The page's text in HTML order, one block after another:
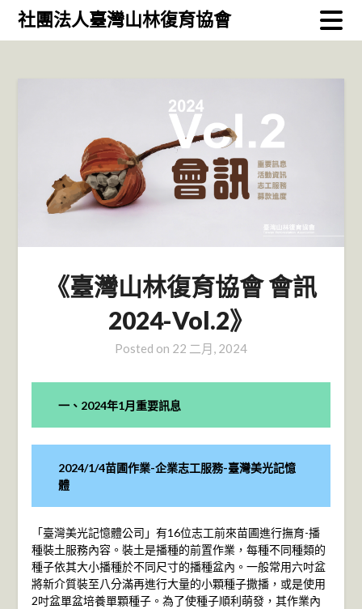
Skip社團法人臺灣山林復育協會
《臺灣山林復育協會 會訊
2024-Vol.2》
Posted on 22 二月, 2024
一、2024年1月重要訊息
2024/1/4苗圃作業-企業志工服務-臺灣美光記憶
體
「臺灣美光記憶體公司」有16位志工前來苗圃進行撫育-播
種裝土服務內容。裝土是播種的前置作業，每種不同種類的
種子依其大小播種於不同尺寸的播種盆內。一般常用六吋盆
將新介質裝至八分滿再進行大量的小顆種子撒播，或是使用
2吋盆單盆培養單顆種子。為了使種子順利萌發，其作業內